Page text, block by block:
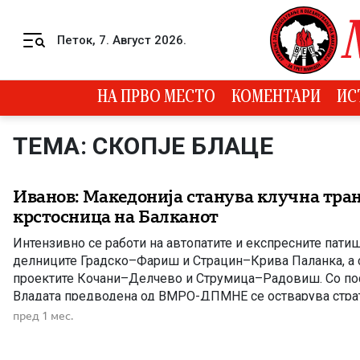
Петок, 7. Август 2026.
НА ПРВО МЕСТО КОМЕНТАРИ
ТЕМА: СКОПЈЕ БЛАЦЕ
Иванов: Македонија станува клучна
крстосница на Балканот
Интензивно се работи на автопатите и експресните
делниците Градско–Фариш и Страцин–Крива Паланка, а
проектите Кочани–Делчево и Струмица–Радовиш. Со
Владата предводена од ВМРО-ДПМНЕ се остварува
Македонија да стане клучна транспортна крстосница на
пред 1 мес.